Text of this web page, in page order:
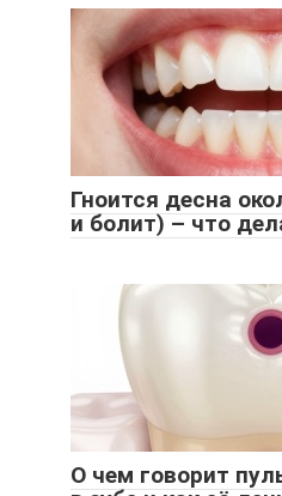
Гноится десна
и болит) – что
О чем говорит